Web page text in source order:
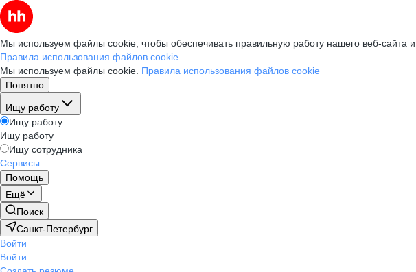
Мы используем файлы cookie, чтобы обеспечивать правильную работу нашего веб-сайта и
Правила использования файлов cookie
Мы используем файлы cookie. Правила использования файлов cookie
Понятно
Ищу работу
Ищу работу
Ищу работу
Ищу сотрудника
Сервисы
Помощь
Ещё
Поиск
Санкт-Петербург
Войти
Войти